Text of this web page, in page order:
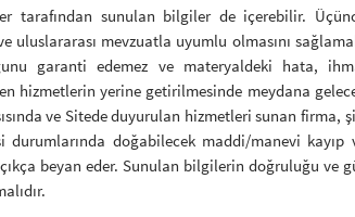
tarafından sunulan bilgiler de içerebilir.
uluslararası mevzuatla uyumlu olmasını
garanti edemez ve materyaldeki hata,
hizmetlerin yerine getirilmesinde meydana
ve Sitede duyurulan hizmetleri sunan firma,
durumlarında doğabilecek maddi/manevi
beyan eder. Sunulan bilgilerin doğruluğu ve